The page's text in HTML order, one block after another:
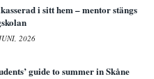
i sitt hem – mentor stängs
2026
guide to summer in Skåne